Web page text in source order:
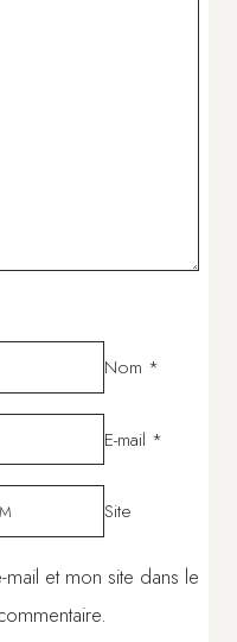
Nom *
E-mail *
Site
et mon site dans le